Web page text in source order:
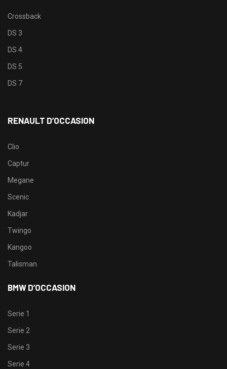
Crossback
DS 3
DS 4
DS 5
DS 7
RENAULT D’OCCASION
Clio
Captur
Megane
Scenic
Kadjar
Twingo
Kangoo
Talisman
BMW D’OCCASION
Serie 1
Serie 2
Serie 3
Serie 4